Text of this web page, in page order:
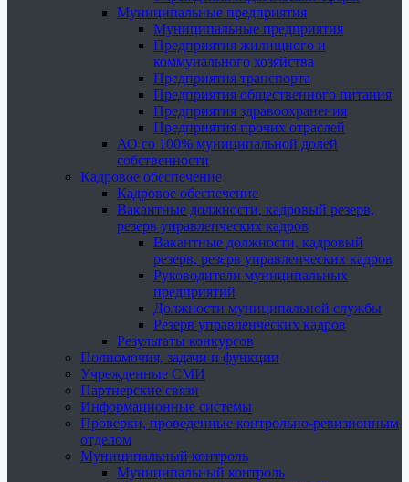
Муниципальные предприятия
Муниципальные предприятия
Предприятия жилищного и
коммунального хозяйства
Предприятия транспорта
Предприятия общественного питания
Предприятия здравоохранения
Предприятия прочих отраслей
АО со 100% муниципальной долей
собственности
Кадровое обеспечение
Кадровое обеспечение
Вакантные должности, кадровый резерв,
резерв управленческих кадров
Вакантные должности, кадровый
резерв, резерв управленческих кадров
Руководители муниципальных
предприятий
Должности муниципальной службы
Резерв управленческих кадров
Результаты конкурсов
Полномочия, задачи и функции
Учрежденные СМИ
Партнерские связи
Информационные системы
Проверки, проведенные контрольно-ревизионным
отделом
Муниципальный контроль
Муниципальный контроль